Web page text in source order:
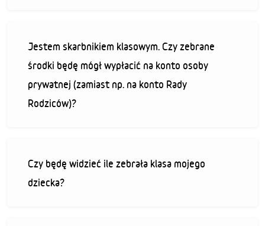
Jestem skarbnikiem klasowym. Czy zebrane
środki będę mógł wypłacić na konto osoby
prywatnej (zamiast np. na konto Rady
Rodziców)?
Czy będę widzieć ile zebrała klasa mojego
dziecka?